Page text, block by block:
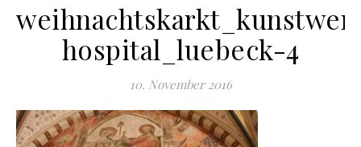
hospital_luebeck-4
10. November 2016